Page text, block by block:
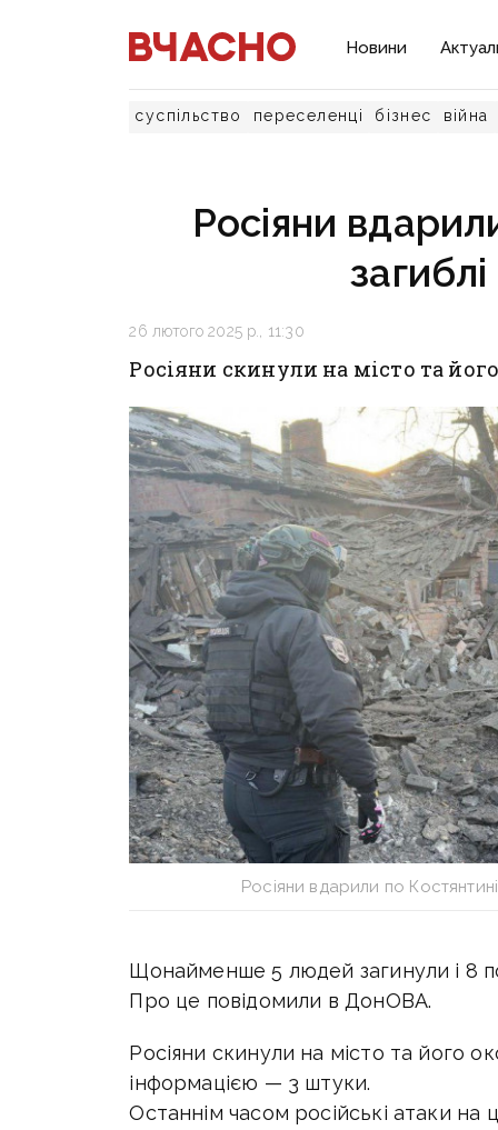
Новини
суспільство переселенці бізнес війна
Росіяни
26 лютого 2025 р., 11:30
Росіяни скинули на місто та
Росіяни вдарили по
Щонайменше 5 людей загинули і 8
Про це повідомили в ДонОВА.
Росіяни скинули на місто та його
інформацією — 3 штуки.
Останнім часом російські атаки на